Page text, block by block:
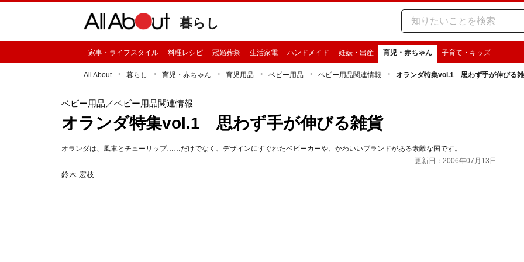
暮らし
家事・ライフスタイル 料理レシピ 冠婚葬祭 生活家電 ハンドメイド 妊娠・出産 育児・赤ちゃん 子育て・キッズ
All About 暮らし 育児・赤ちゃん 育児用品 ベビー用品 ベビー用品関連情報 オランダ特集vol.1 思わず手が伸びる
ベビー用品 ／ベビー用品関連情報
オランダ特集vol.1 思わず手が伸びる雑貨
オランダは、風車とチューリップ……だけでなく、デザインにすぐれたベビーカーや、かわいいブランドがある素敵な国です。
更新日：2006年07月13日
鈴木 宏枝